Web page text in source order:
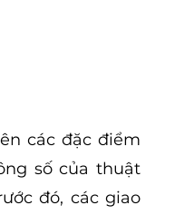
các đặc điểm
số của thuật
đó, các giao